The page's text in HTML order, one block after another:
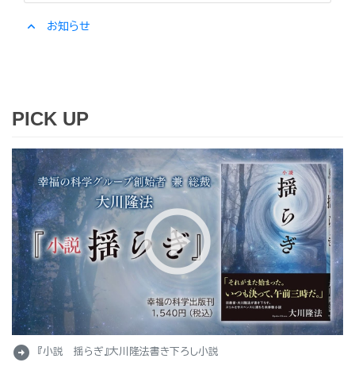
expand_less お知らせ
PICK UP
arrow_circle_right 『小説 揺らぎ』大川隆法書き下ろし小説